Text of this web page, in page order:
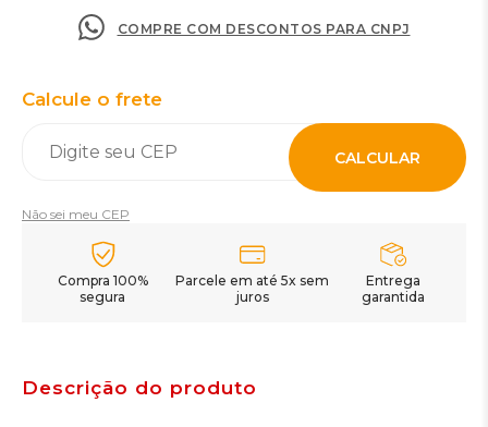
COMPRE COM DESCONTOS PARA CNPJ
Calcule o frete
CALCULAR
Não sei meu CEP
Compra 100%
segura
Parcele em até 5x sem
juros
Entrega
garantida
Descrição do produto